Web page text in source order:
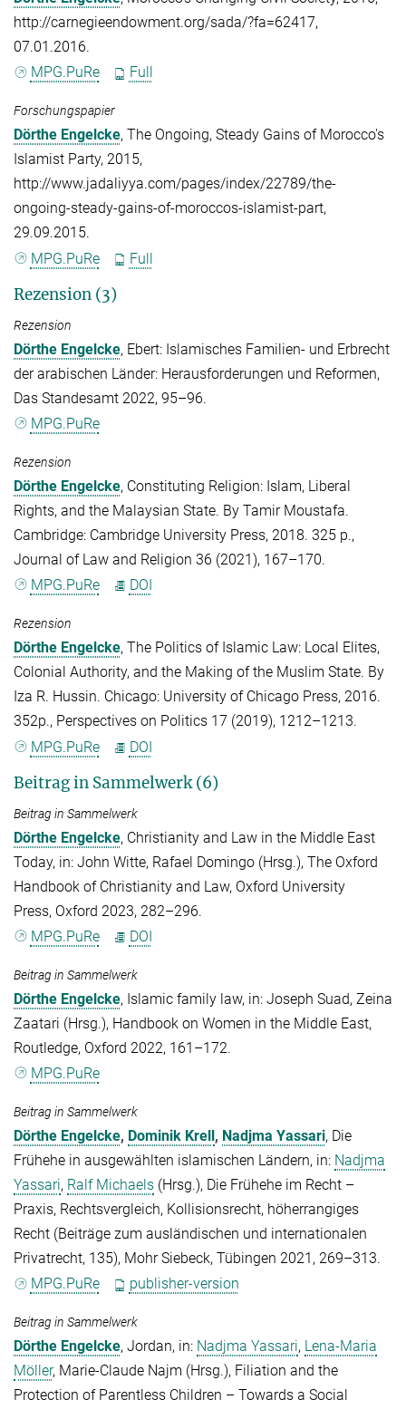
http://carnegieendowment.org/sada/?fa=62417,
07.01.2016.
MPG.PuRe
Full
Forschungspapier
Dörthe Engelcke, The Ongoing, Steady Gains of Morocco's
Islamist Party, 2015,
http://www.jadaliyya.com/pages/index/22789/the-
ongoing-steady-gains-of-moroccos-islamist-part,
29.09.2015.
MPG.PuRe
Full
Rezension (3)
Rezension
Dörthe Engelcke, Ebert: Islamisches Familien- und Erbrecht
der arabischen Länder: Herausforderungen und Reformen,
Das Standesamt 2022, 95–96.
MPG.PuRe
Rezension
Dörthe Engelcke, Constituting Religion: Islam, Liberal
Rights, and the Malaysian State. By Tamir Moustafa.
Cambridge: Cambridge University Press, 2018. 325 p.,
Journal of Law and Religion 36 (2021), 167–170.
MPG.PuRe
DOI
Rezension
Dörthe Engelcke, The Politics of Islamic Law: Local Elites,
Colonial Authority, and the Making of the Muslim State. By
Iza R. Hussin. Chicago: University of Chicago Press, 2016.
352p., Perspectives on Politics 17 (2019), 1212–1213.
MPG.PuRe
DOI
Beitrag in Sammelwerk (6)
Beitrag in Sammelwerk
Dörthe Engelcke, Christianity and Law in the Middle East
Today, in: John Witte, Rafael Domingo (Hrsg.), The Oxford
Handbook of Christianity and Law, Oxford University
Press, Oxford 2023, 282–296.
MPG.PuRe
DOI
Beitrag in Sammelwerk
Dörthe Engelcke, Islamic family law, in: Joseph Suad, Zeina
Zaatari (Hrsg.), Handbook on Women in the Middle East,
Routledge, Oxford 2022, 161–172.
MPG.PuRe
Beitrag in Sammelwerk
Dörthe Engelcke, Dominik Krell, Nadjma Yassari, Die
Frühehe in ausgewählten islamischen Ländern, in: Nadjma
Yassari, Ralf Michaels (Hrsg.), Die Frühehe im Recht –
Praxis, Rechtsvergleich, Kollisionsrecht, höherrangiges
Recht (Beiträge zum ausländischen und internationalen
Privatrecht, 135), Mohr Siebeck, Tübingen 2021, 269–313.
MPG.PuRe
publisher-version
Beitrag in Sammelwerk
Dörthe Engelcke, Jordan, in: Nadjma Yassari, Lena-Maria
Möller, Marie-Claude Najm (Hrsg.), Filiation and the
Protection of Parentless Children – Towards a Social